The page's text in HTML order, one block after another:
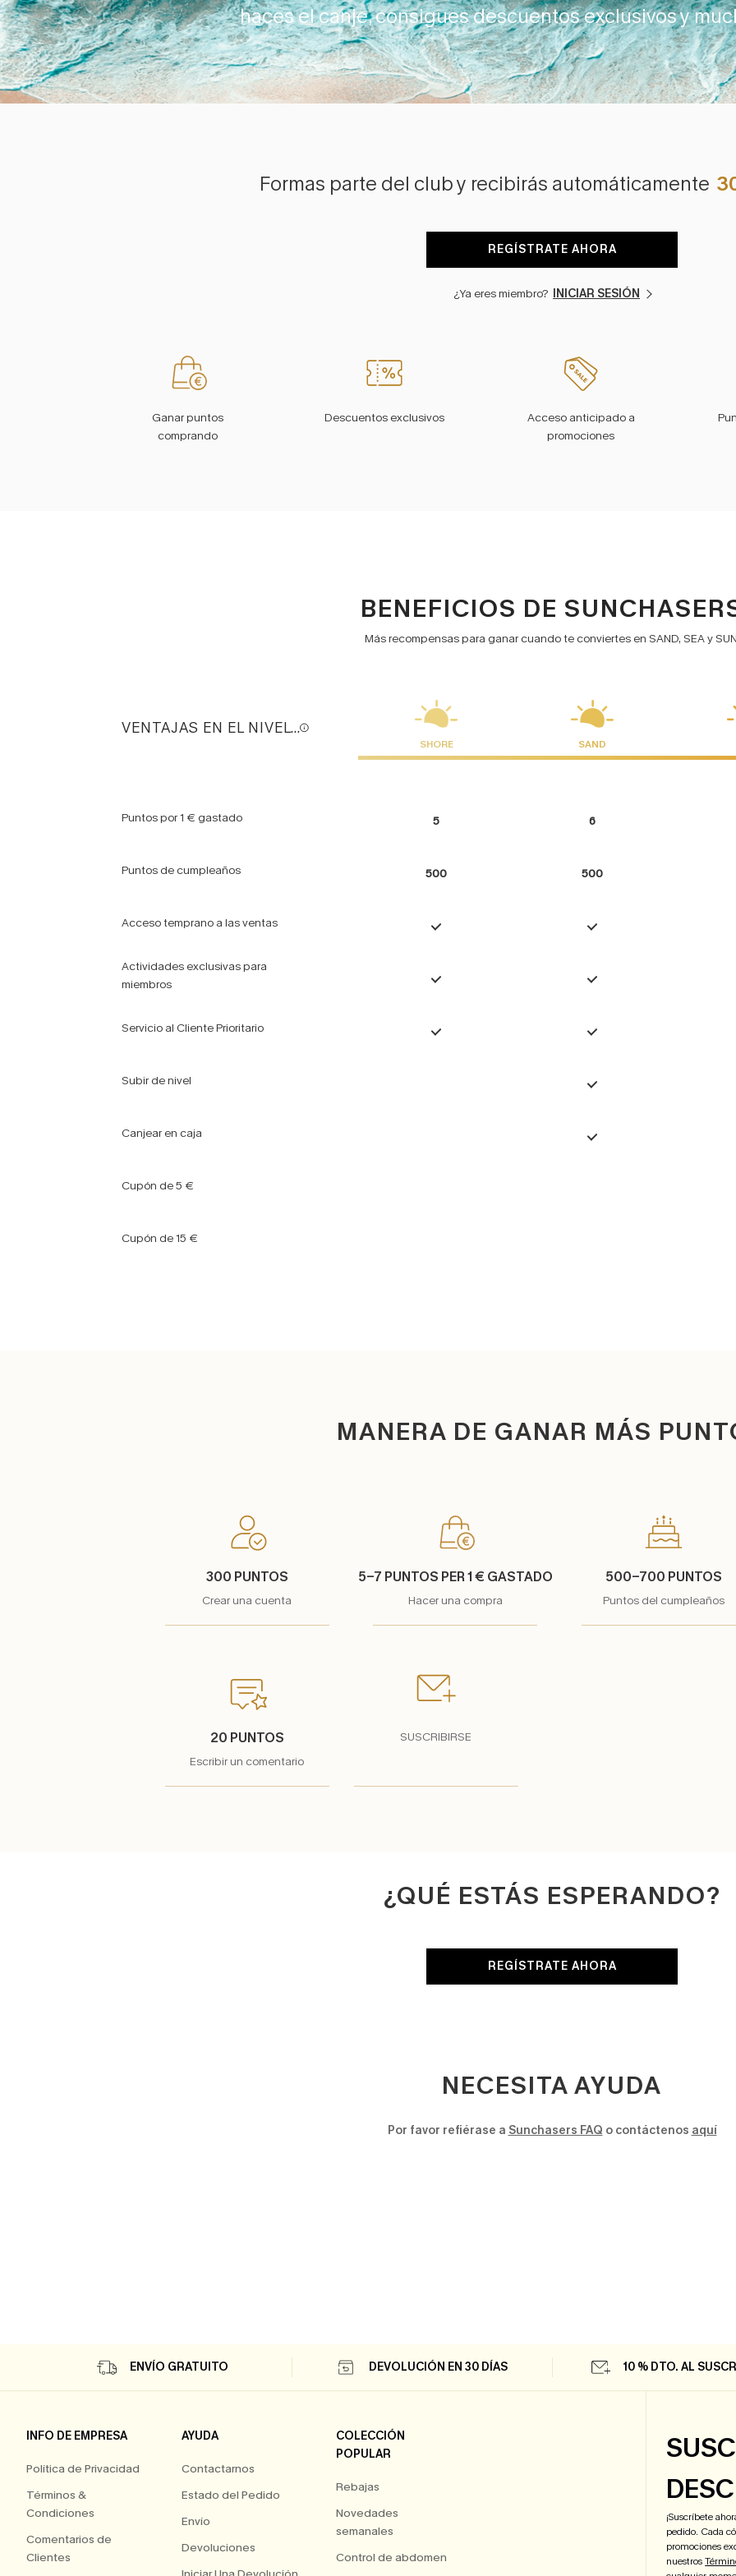
haces el canje, consigues descuentos exclusivos y
Formas parte del club y recibirás automáticamente
REGÍSTRATE AHORA
¿Ya eres miembro? INICIAR SESIÓN
Ganar puntos
comprando
Descuentos exclusivos
Acceso anticipado a
promociones
BENEFICIOS DE
Más recompensas para ganar cuando te conviertes en SAND, SEA y
VENTAJAS EN EL NIVEL ACTUAL
Puntos por 1 € gastado
Puntos de cumpleaños
Acceso temprano a las ventas
Actividades exclusivas para
miembros
Servicio al Cliente Prioritario
Subir de nivel
Canjear en caja
Cupón de 5 €
Cupón de 15 €
SHORE
5
500
SAND
6
500
MANERA DE GANAR MÁS
300 PUNTOS
Crear una cuenta
5-7 PUNTOS PER 1 € GASTADO
Hacer una compra
500-700 PUNTOS
Puntos del cumpleaños
20 PUNTOS
Escribir un comentario
SUSCRIBIRSE
¿QUÉ ESTÁS ESPERANDO?
REGÍSTRATE AHORA
NECESITA AYUDA
Por favor refiérase a Sunchasers FAQ o contáctenos aquí
ENVÍO GRATUITO DEVOLUCIÓN EN 30 DÍAS 10 % DTO. AL
INFO DE EMPRESA
Política de Privacidad
Términos &
Condiciones
Comentarios de
Clientes
AYUDA
Contactarnos
Estado del Pedido
Envío
Devoluciones
COLECCIÓN
POPULAR
Rebajas
Novedades
semanales
Control de abdomen
¡Suscríbete
pedido. Cada
promociones
nuestros